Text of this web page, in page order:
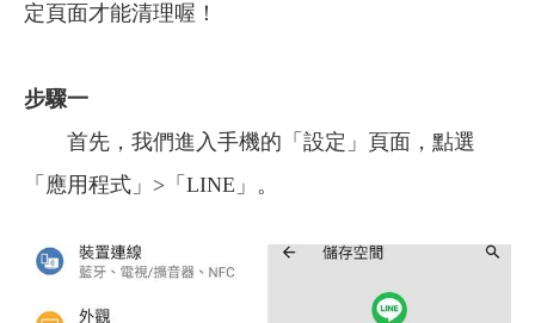
定頁面才能清理喔！
步驟一
首先，我們進入手機的「設定」頁面，點選
「應用程式」>「LINE」。